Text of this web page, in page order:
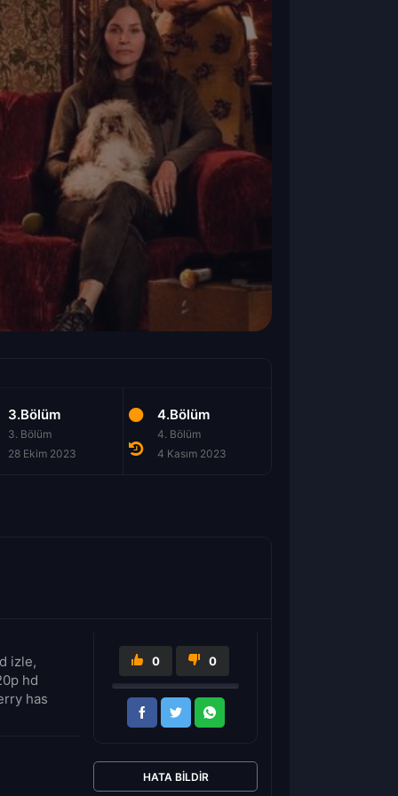
3.Bölüm
3. Bölüm
28 Ekim 2023
4.Bölüm
4. Bölüm
4 Kasım 2023
izle,
hd
has
0 0
HATA BILDIR